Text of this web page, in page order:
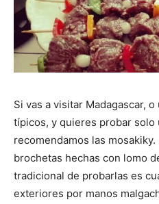
Si vas a visitar Madagascar,
típicos, y quieres probar solo
recomendamos las
brochetas hechas con lomo
tradicional de probarlas es
exteriores por manos